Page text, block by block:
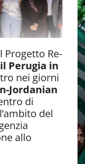
Re-
Perugia in
nei giorni
Jordanian
di
del
allo